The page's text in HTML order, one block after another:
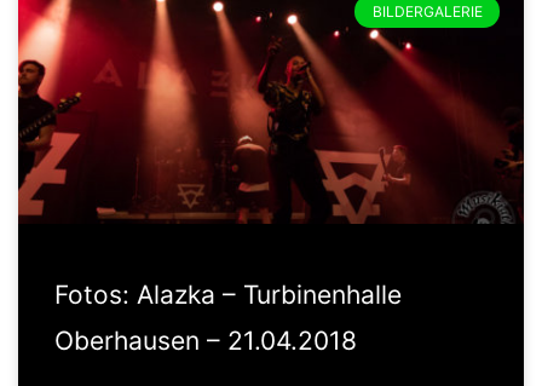
BILDERGALERIE
Fotos: Alazka – Turbinenhalle
Oberhausen – 21.04.2018